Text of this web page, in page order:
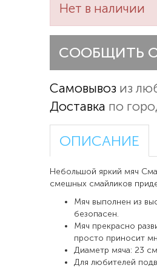
Нет в наличии
СООБЩИТЬ
Самовывоз из
Доставка по
ОПИСАНИЕ
Небольшой яркий мяч
смешных смайликов
Мяч выполнен из
безопасен.
Мяч прекрасно
просто приносит
Диаметр мяча: 23 см
Для любителей